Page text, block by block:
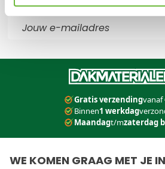
Gratis verzendingvanaf
Binnen1 werkdag
Maandagt/mzaterdag
WE KOMEN GRAAG MET JE